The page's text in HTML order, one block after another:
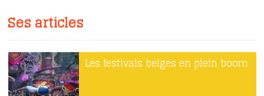
Ses articles
Les festivals belges en plein boom